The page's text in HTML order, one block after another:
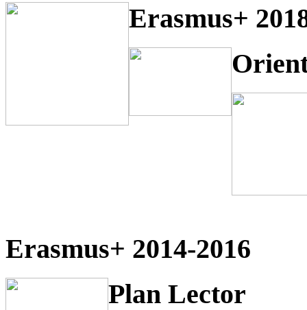
Erasmus+
Erasmus+ 2014-2016
Plan Lector